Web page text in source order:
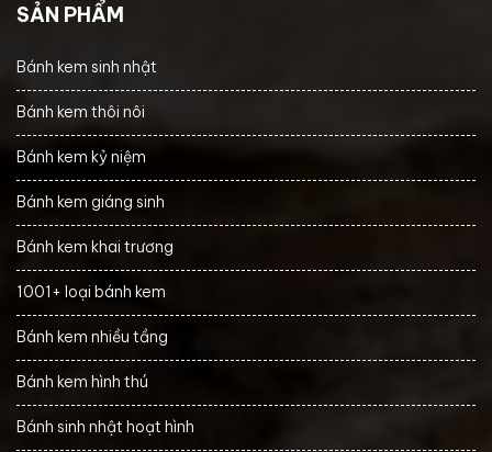
SẢN PHẨM
Bánh kem sinh nhật
Bánh kem thôi nôi
Bánh kem kỷ niệm
Bánh kem giáng sinh
Bánh kem khai trương
1001+ loại bánh kem
Bánh kem nhiều tầng
Bánh kem hình thú
Bánh sinh nhật hoạt hình